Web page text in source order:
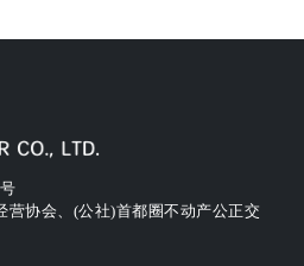
营协会、(公社)首都圈不动产公正交